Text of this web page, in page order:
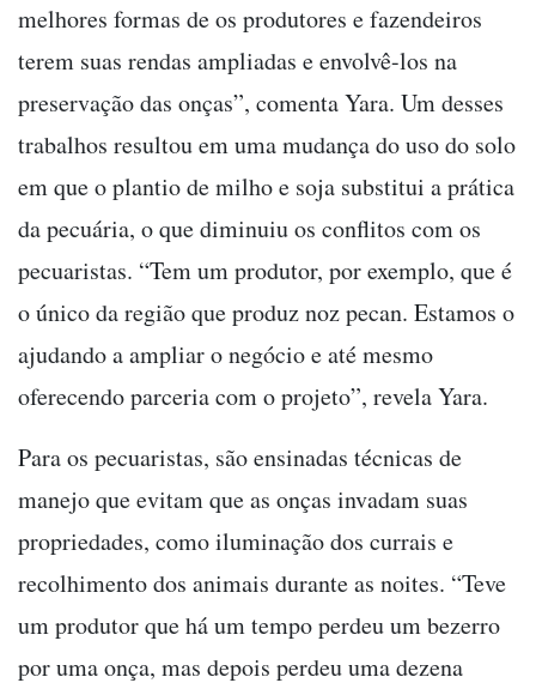
melhores formas de os produtores e fazendeiros
terem suas rendas ampliadas e envolvê-los na
preservação das onças”, comenta Yara. Um desses
trabalhos resultou em uma mudança do uso do solo
em que o plantio de milho e soja substitui a prática
da pecuária, o que diminuiu os conflitos com os
pecuaristas. “Tem um produtor, por exemplo, que é
o único da região que produz noz pecan. Estamos o
ajudando a ampliar o negócio e até mesmo
oferecendo parceria com o projeto”, revela Yara.
Para os pecuaristas, são ensinadas técnicas de
manejo que evitam que as onças invadam suas
propriedades, como iluminação dos currais e
recolhimento dos animais durante as noites. “Teve
um produtor que há um tempo perdeu um bezerro
por uma onça, mas depois perdeu uma dezena